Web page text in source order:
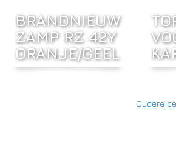
BRANDNIEUW
ZAMP RZ 42Y
ORANJE/GEEL
Oudere